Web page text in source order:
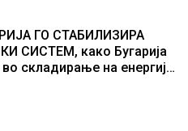
ГО СТАБИЛИЗИРА
СИСТЕМ, како Бугарија
складирање на енергија